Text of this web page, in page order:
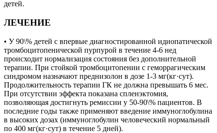
детей.
ЛЕЧЕНИЕ
• У 90\% детей с впервые диагностированной идиопатической
тромбоцитопенической пурпурой в течение 4-6 нед
происходит нормализация состояния без дополнительной
терапии. При стойкой тромбоцитопении с геморрагическим
синдромом назначают преднизолон в дозе 1-3 мг(кг·сут).
Продолжительность терапии ГК не должна превышать 6 мес.
При отсутствии эффекта показана спленэктомия,
позволяющая достигнуть ремиссии у 50-90\% пациентов. В
последние годы также применяют введение иммуноглобулина
в высоких дозах (иммуноглобулин человеческий нормальный
по 400 мг(кг·сут) в течение 5 дней).